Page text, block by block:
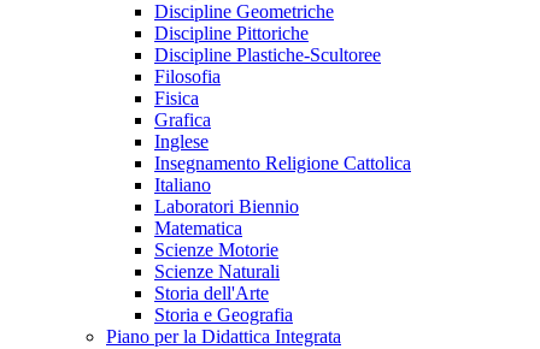
Discipline Geometriche
Discipline Pittoriche
Discipline Plastiche-Scultoree
Filosofia
Fisica
Grafica
Inglese
Insegnamento Religione Cattolica
Italiano
Laboratori Biennio
Matematica
Scienze Motorie
Scienze Naturali
Storia dell'Arte
Storia e Geografia
Piano per la Didattica Integrata